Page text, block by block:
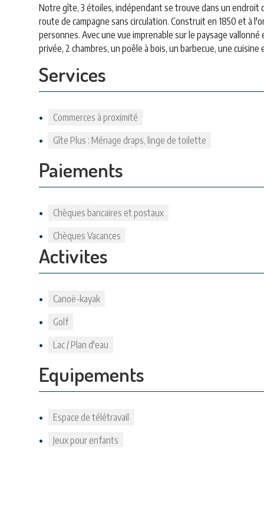
Notre gîte, 3 étoiles, indépendant se trouve dans un endroit
route de campagne sans circulation. Construit en 1850 et à
personnes. Avec une vue imprenable sur le paysage
privée, 2 chambres, un poêle à bois, un barbecue, une
Services
Commerces à proximité
Gîte Plus : Ménage draps, linge de toilette
Paiements
Chèques bancaires et postaux
Chèques Vacances
Activites
Canoë-kayak
Golf
Lac / Plan d'eau
Equipements
Espace de télétravail
Jeux pour enfants